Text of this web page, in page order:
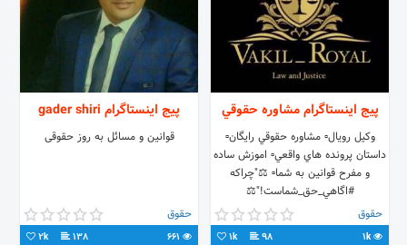
پیج اینستاگرام مشاوره حقوقي
وكيل رويال▫️ مشاوره حقوقي رايگان▫️
داستان پرونده هاي واقعي▫️ اموزش ساده
و مفرح قوانين به شما▫️ ⚖️"چراكه
#اگاهي_حق_شماست!"⚖️
حقوق
1k
98
1k
پیج اینستاگرام gader shiri
قوانین و مسائل به روز حقوقی
حقوق
138
2k